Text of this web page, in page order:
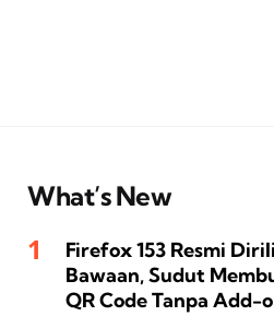
What’s New
Firefox 153 Resmi
Bawaan, Sudut
QR Code Tanpa Add-